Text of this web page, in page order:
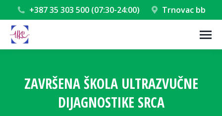
+387 35 303 500 (07:30-24:00) Trnovac bb
ZAVRŠENA ŠKOLA ULTRAZVUČNE
DIJAGNOSTIKE SRCA